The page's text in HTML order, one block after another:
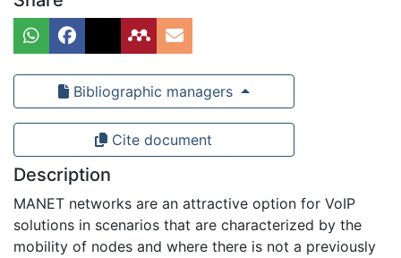
Bibliographic managers
Cite document
Description
MANET networks are an attractive option for VoIP
solutions in scenarios that are characterized by the
mobility of nodes and where there is not a previously